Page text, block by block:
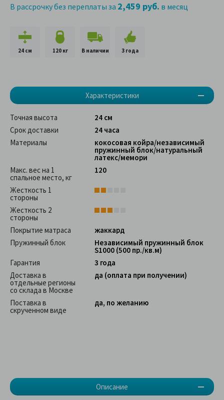
В рассрочку без переплаты за 2,459 руб. в месяц
24 см 120 кг В наличии 3 года
Характеристики
Описание
Точная высота
24 см
Срок доставки
24 часа
Материалы
кокосовая койра/независимый
пружинный блок/натуральный
латекс/мемори
Макс. вес на 1
спальное место, кг
120
Жесткость 1
стороны
Жесткость 2
стороны
Покрытие матраса
жаккард
Пружинный блок
Независимый пружинный блок
S1000 (500 пр./кв.м)
Гарантия
3 года
Доставка в
отдельные регионы
со склада в Москве
да (оплата при получении)
Поставка в
скрученном виде
да, по желанию